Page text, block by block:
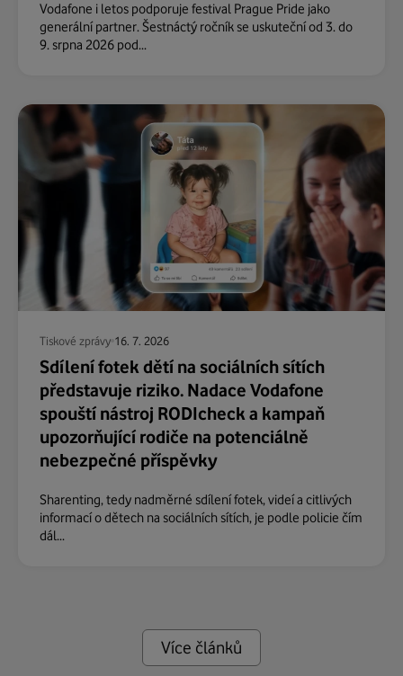
Vodafone i letos podporuje festival Prague Pride jako
generální partner. Šestnáctý ročník se uskuteční od 3. do
9. srpna 2026 pod...
Tiskové zprávy 16. 7. 2026
Sdílení fotek dětí na sociálních sítích
představuje riziko. Nadace Vodafone
spouští nástroj RODIcheck a kampaň
upozorňující rodiče na potenciálně
nebezpečné příspěvky
Sharenting, tedy nadměrné sdílení fotek, videí a citlivých
informací o dětech na sociálních sítích, je podle policie čím
dál...
Více článků